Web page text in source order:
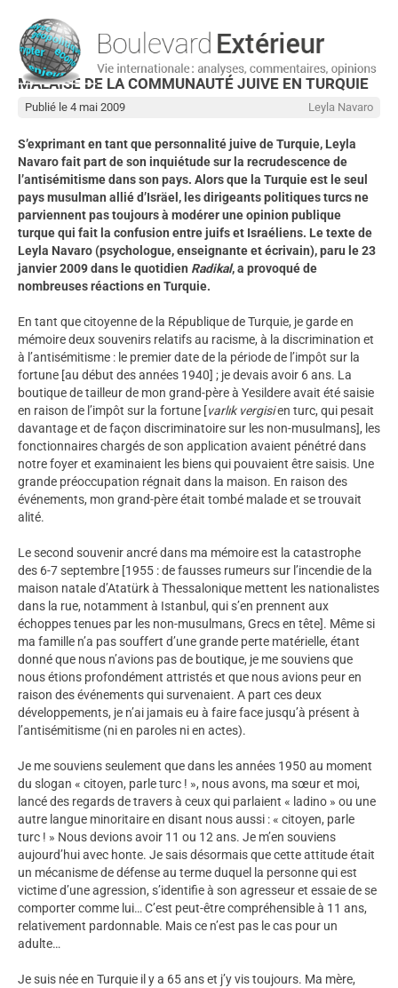
MALAISE DE LA COMMUNAUTÉ JUIVE EN TURQUIE
Leyla Navaro
Publié le 4 mai 2009
S’exprimant en tant que personnalité juive de Turquie, Leyla
Navaro fait part de son inquiétude sur la recrudescence de
l’antisémitisme dans son pays. Alors que la Turquie est le seul
pays musulman allié d’Isräel, les dirigeants politiques turcs ne
parviennent pas toujours à modérer une opinion publique
turque qui fait la confusion entre juifs et Israéliens. Le texte de
Leyla Navaro (psychologue, enseignante et écrivain), paru le 23
janvier 2009 dans le quotidien Radikal, a provoqué de
nombreuses réactions en Turquie.
En tant que citoyenne de la République de Turquie, je garde en
mémoire deux souvenirs relatifs au racisme, à la discrimination et
à l’antisémitisme : le premier date de la période de l’impôt sur la
fortune [au début des années 1940] ; je devais avoir 6 ans. La
boutique de tailleur de mon grand-père à Yesildere avait été saisie
en raison de l’impôt sur la fortune [varlık vergisien turc, qui pesait
davantage et de façon discriminatoire sur les non-musulmans], les
fonctionnaires chargés de son application avaient pénétré dans
notre foyer et examinaient les biens qui pouvaient être saisis. Une
grande préoccupation régnait dans la maison. En raison des
événements, mon grand-père était tombé malade et se trouvait
alité.
Le second souvenir ancré dans ma mémoire est la catastrophe
des 6-7 septembre [1955 : de fausses rumeurs sur l’incendie de la
maison natale d’Atatürk à Thessalonique mettent les nationalistes
dans la rue, notamment à Istanbul, qui s’en prennent aux
échoppes tenues par les non-musulmans, Grecs en tête]. Même si
ma famille n’a pas souffert d’une grande perte matérielle, étant
donné que nous n’avions pas de boutique, je me souviens que
nous étions profondément attristés et que nous avions peur en
raison des événements qui survenaient. A part ces deux
développements, je n’ai jamais eu à faire face jusqu’à présent à
l’antisémitisme (ni en paroles ni en actes).
Je me souviens seulement que dans les années 1950 au moment
du slogan « citoyen, parle turc ! », nous avons, ma sœur et moi,
lancé des regards de travers à ceux qui parlaient « ladino » ou une
autre langue minoritaire en disant nous aussi : « citoyen, parle
turc ! » Nous devions avoir 11 ou 12 ans. Je m’en souviens
aujourd’hui avec honte. Je sais désormais que cette attitude était
un mécanisme de défense au terme duquel la personne qui est
victime d’une agression, s’identifie à son agresseur et essaie de se
comporter comme lui… C’est peut-être compréhensible à 11 ans,
relativement pardonnable. Mais ce n’est pas le cas pour un
adulte…
Je suis née en Turquie il y a 65 ans et j’y vis toujours. Ma mère,